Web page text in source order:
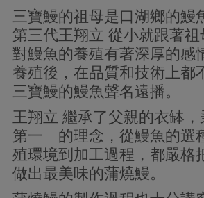
三寶鰻的祖母是口湖鄉的鰻
第三代王翔立 從小就跟著祖
對鰻魚的養殖有著深厚的感
養殖後，在品質和技術上都
三寶鰻的鰻魚聲名遠播。
王翔立 繼承了父親的衣缽
第一」的理念，從鰻魚的選
殖環境到加工過程，都嚴格
做出最美味的蒲燒鰻。